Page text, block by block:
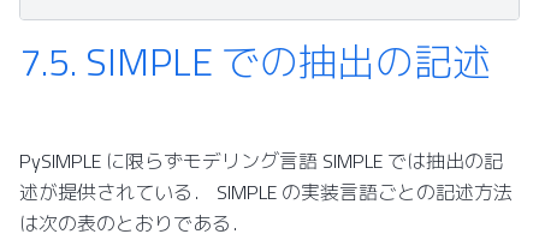
7.5. SIMPLE での抽出の記述
PySIMPLE に限らずモデリング言語 SIMPLE では抽出の記
述が提供されている． SIMPLE の実装言語ごとの記述方法
は次の表のとおりである．